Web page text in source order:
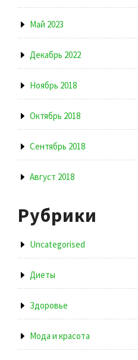
Май 2023
Декабрь 2022
Ноябрь 2018
Октябрь 2018
Сентябрь 2018
Август 2018
Рубрики
Uncategorised
Диеты
Здоровье
Мода и красота